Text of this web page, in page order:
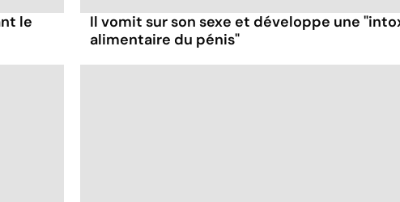
le
Il vomit sur son sexe et développe une
alimentaire du pénis"